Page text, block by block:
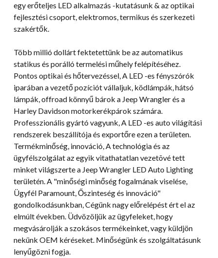
egy erőteljes LED alkalmazás -kutatásunk & az optikai
fejlesztési csoport, elektromos, termikus és szerkezeti
szakértők.
Több millió dollárt fektetettünk be az automatikus
statikus és porálló termelési műhely felépítéséhez.
Pontos optikai és hőtervezéssel, A LED -es fényszórók
iparában a vezető pozíciót vállaljuk, ködlámpák, hátsó
lámpák, offroad könnyű bárok a Jeep Wrangler és a
Harley Davidson motorkerékpárok számára.
Professzionális gyártó vagyunk, A LED -es auto világítási
rendszerek beszállítója és exportőre ezen a területen.
Termékminőség, innováció, A technológia és az
ügyfélszolgálat az egyik vitathatatlan vezetõvé tett
minket világszerte a Jeep Wrangler LED Auto Lighting
területén. A "minőségi minőség fogalmának viselése,
Ügyfél Paramount, Őszinteség és innováció"
gondolkodásunkban, Cégünk nagy előrelépést ért el az
elmúlt években. Üdvözöljük az ügyfeleket, hogy
megvásárolják a szokásos termékeinket, vagy küldjön
nekünk OEM kéréseket. Minőségünk és szolgáltatásunk
lenyűgözni fogja.